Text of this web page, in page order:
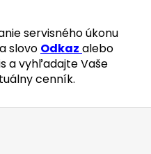
servisného úkonu
slovo Odkaz alebo
a vyhľadajte Vaše
cenník.